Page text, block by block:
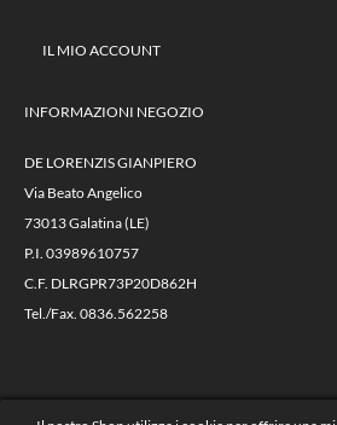
IL MIO ACCOUNT
INFORMAZIONI NEGOZIO
DE LORENZIS GIANPIERO
Via Beato Angelico
73013 Galatina (LE)
P.I. 03989610757
C.F. DLRGPR73P20D862H
Tel./Fax. 0836.562258